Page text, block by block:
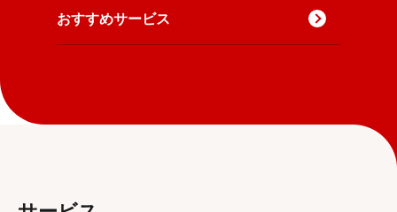
おすすめサービス